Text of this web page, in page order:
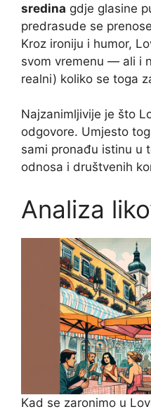
sredina gdje glasine
predrasude se
Kroz ironiju i humor,
svom vremenu — ali i
realni) koliko se toga
Najzanimljivije je što
odgovore. Umjesto
sami pronađu istinu u
odnosa i društvenih
Analiza
Kad se zaronimo u